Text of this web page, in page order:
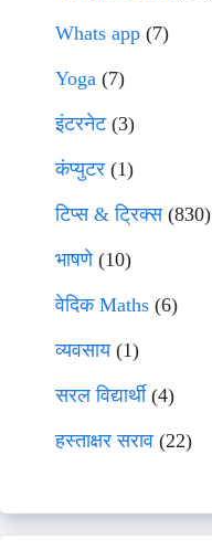
Whats app (7)
Yoga (7)
इंटरनेट(3)
कंप्युटर (1)
टिप्स & ट्रिक्स(830)
भाषणे(10)
वेदिक Maths (6)
व्यवसाय(1)
सरल विद्यार्थी(4)
हस्ताक्षर सराव (22)